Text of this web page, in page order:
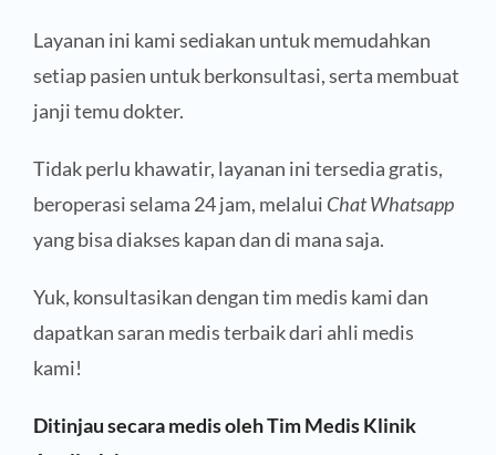
Layanan ini kami sediakan untuk memudahkan
setiap pasien untuk berkonsultasi, serta membuat
janji temu dokter.
Tidak perlu khawatir, layanan ini tersedia gratis,
beroperasi selama 24 jam, melalui Chat Whatsapp
yang bisa diakses kapan dan di mana saja.
Yuk, konsultasikan dengan tim medis kami dan
dapatkan saran medis terbaik dari ahli medis
kami!
Ditinjau secara medis oleh Tim Medis Klinik